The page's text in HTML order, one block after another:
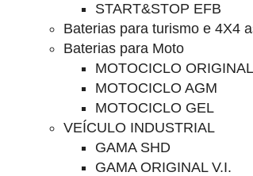
START&STOP EFB
Baterias para turismo e 4X4
Baterias para Moto
MOTOCICLO ORIGINAL
MOTOCICLO AGM
MOTOCICLO GEL
VEÍCULO INDUSTRIAL
GAMA SHD
GAMA ORIGINAL V.I.